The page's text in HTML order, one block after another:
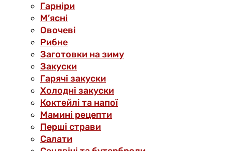
Гарніри
М’ясні
Овочеві
Рибне
Заготовки на зиму
Закуски
Гарячі закуски
Холодні закуски
Коктейлі та напої
Мамині рецепти
Перші страви
Салати